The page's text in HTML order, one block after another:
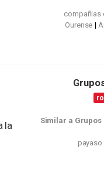
compañias
Ourense
la
Similar a Grupos
payaso